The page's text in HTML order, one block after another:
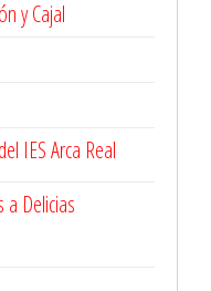
y Cajal
IES Arca Real
a Delicias